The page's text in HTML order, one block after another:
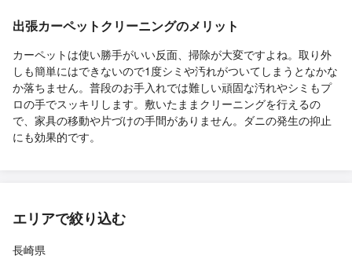
出張カーペットクリーニングのメリット
カーペットは使い勝手がいい反面、掃除が大変ですよね。取り外
しも簡単にはできないので1度シミや汚れがついてしまうとなかな
か落ちません。普段のお手入れでは難しい頑固な汚れやシミもプ
ロの手でスッキリします。敷いたままクリーニングを行えるの
で、家具の移動や片づけの手間がありません。ダニの発生の抑止
にも効果的です。
エリアで絞り込む
長崎県